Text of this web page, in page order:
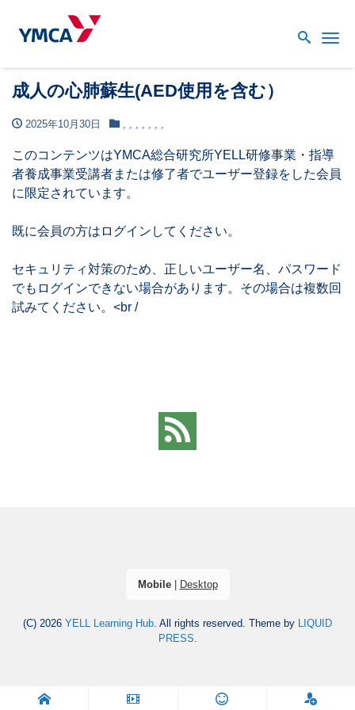
成人の心肺蘇生(AED使用を含む）
2025年10月30日
このコンテンツはYMCA総合研究所YELL研修事業・指導
者養成事業受講者または修了者でユーザー登録をした会員
に限定されています。
既に会員の方はログインしてください。
セキュリティ対策のため、正しいユーザー名、パスワード
でもログインできない場合があります。その場合は複数回
試みてください。<br /
Mobile| Desktop
(C) 2026 YELL Learning Hub . All rights reserved. Theme by LIQUID
PRESS